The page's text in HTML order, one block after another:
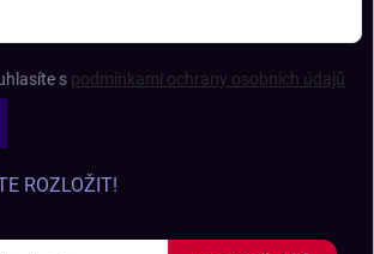
s podmínkami ochrany osobních údajů
ROZLOŽIT!